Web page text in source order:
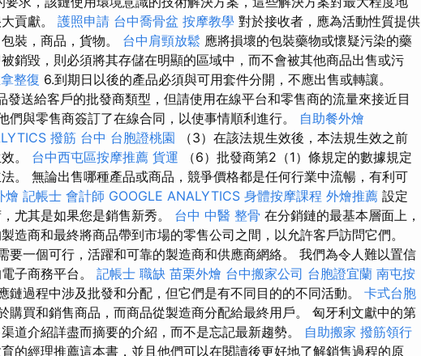
貢獻。 護照申請 台中喬骨盆 按摩教學 對於接收者，應為活動性質提供
裝，商品，貨物。 台中肩頸放鬆 應將損壞的包裝藥物或懷疑污染的藥
銷毀，則必須將其存儲在明顯的區域中，而不會被其他商品出售或污
整復 6.到期日以後的產品必須與可用套件分開，不應出售或轉讓。
送給客戶的批發商類型，但請使用在線平台和零售商的流量來接近目
們與零售商簽訂了在線合同，以使事情順利進行。 自助餐外燴
撥筋 台中 台胞證桃園 （3）在該法規生效後，本法規生效之前
。 台中西屯區按摩推薦 貨運 （6）批發商第2（1）條規定的數據規定
。 無論出售哪種產品或商品，競爭價格都是任何行業中流暢，有利可
燴 記帳士 會計師 GOOGLE ANALYTICS 身體按摩課程 外燴推薦 設定
尤其是如果您是銷售新秀。 台中 中醫 整骨 在分銷鏈的最基本層面上，
造商和最終將商品帶到市場的零售公司之間，以允許客戶訪問它們。
要一個可行，活躍和可靠的製造商和供應商網絡。 我們為令人難以置信
子商務平台。 記帳士 職缺 苗栗外燴 台中搬家公司 台胞證宜蘭 南屯按
鏈過程中涉及批發和分配，但它們是有不同目的的不同活動。 卡式台胞
購買和銷售商品，而商品從製造商分配給最終用戶。 匈牙利文獻中的第
道介紹詳盡而摘要的介紹，而不是忘記最新趨勢。 自助搬家 撥筋領行
的經理推薦這本書，並且他們可以在閱讀後更好地了解銷售過程的原